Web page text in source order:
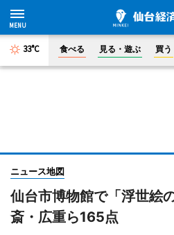
33°C 食べる 見る・遊ぶ 買う
ニュース地図
仙台市博物館で「浮世
斎・広重ら165点